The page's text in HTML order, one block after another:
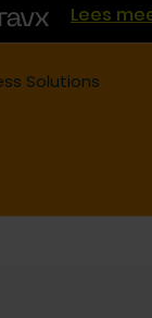
Lees
Solutions